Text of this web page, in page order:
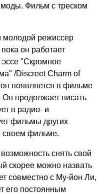
моды. Фильм с треском
молодой режиссер
он работает
эссе "Скромное
/Discreet Charm of
появляется в фильме
продолжает писать
в радио- и
фильмы других
своем фильме.
снять свой
скорее можно назвать
совместно с Му-йон Ли,
его постоянным